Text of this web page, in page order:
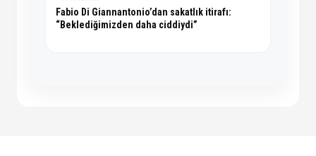
Fabio Di Giannantonio’dan sakatlık itirafı:
“Beklediğimizden daha ciddiydi”